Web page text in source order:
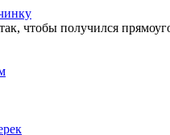
чтобы получился